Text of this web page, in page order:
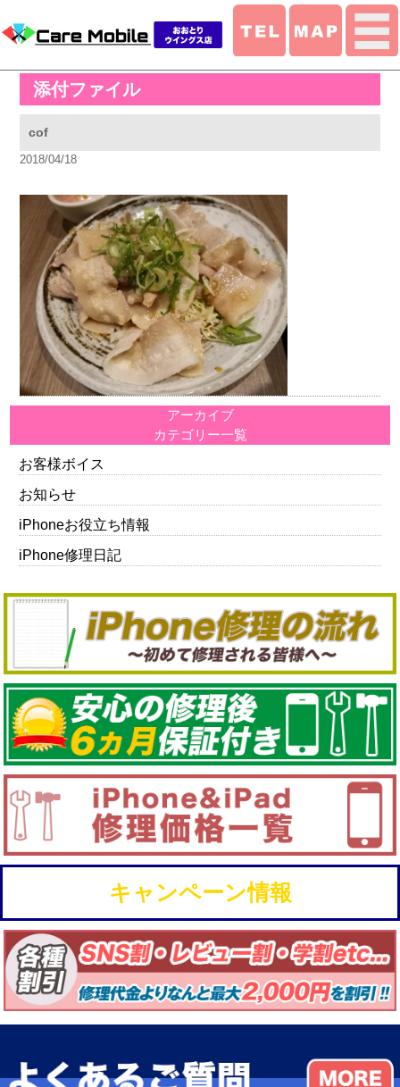
添付ファイル
cof
2018/04/18
アーカイブ
カテゴリー一覧
お客様ボイス
お知らせ
iPhoneお役立ち情報
iPhone修理日記
キャンペーン情報